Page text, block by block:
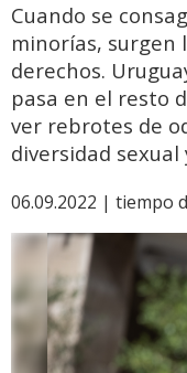
Cuando se
minorías, surgen
derechos.
pasa en el resto
ver rebrotes de
diversidad
06.09.2022 | tiempo